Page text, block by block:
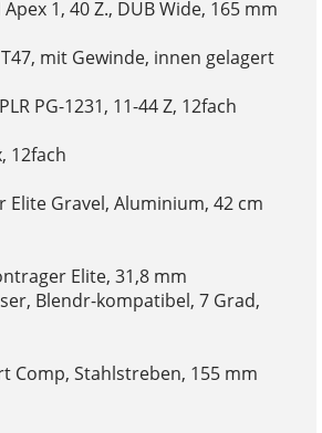
1, 40 Z., DUB Wide, 165 mm
T47, mit Gewinde, innen gelagert
PG-1231, 11-44 Z, 12fach
12fach
Elite Gravel, Aluminium, 42 cm
Elite, 31,8 mm
Blendr-kompatibel, 7 Grad,
Comp, Stahlstreben, 155 mm